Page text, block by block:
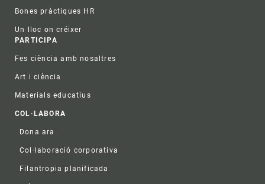
Bones pràctiques HR
Un lloc on créixer
PARTICIPA
Fes ciència amb nosaltres
Art i ciència
Materials educatius
COL·LABORA
Dona ara
Col·laboració corporativa
Filantropia planificada